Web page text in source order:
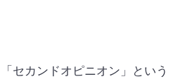
セカンドオピニオン」という